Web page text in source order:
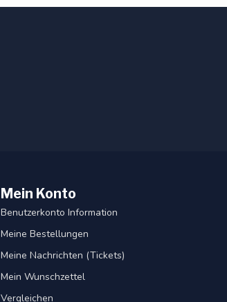
Mein Konto
Benutzerkonto Information
Meine Bestellungen
Meine Nachrichten (Tickets)
Mein Wunschzettel
Vergleichen